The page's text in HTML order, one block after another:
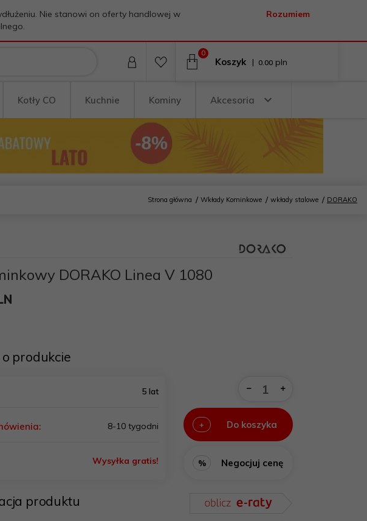
Nie stanowi on oferty handlowej w
Rozumiem
0
Koszyk | 0.00 pln
Kotły CO Kuchnie Kominy Akcesoria
Strona główna Wkłady Kominkowe wkłady stalowe DORAKO
DORAKO Linea V 1080
produkcie
5 lat
8-10 tygodni
Wysyłka gratis!
produktu
+ Do koszyka
% Negocjuj cenę